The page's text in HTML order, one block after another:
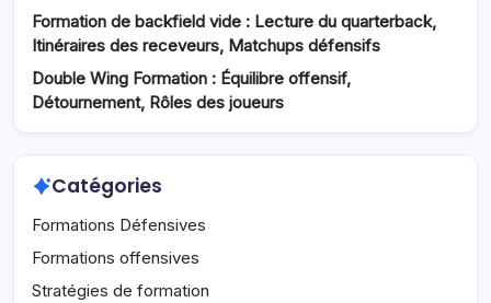
Formation de backfield vide : Lecture du quarterback,
Itinéraires des receveurs, Matchups défensifs
Double Wing Formation : Équilibre offensif,
Détournement, Rôles des joueurs
Catégories
Formations Défensives
Formations offensives
Stratégies de formation